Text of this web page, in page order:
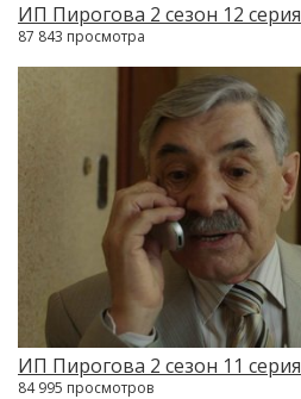
ИП Пирогова 2 сезон 12 серия
87 843 просмотра
ИП Пирогова 2 сезон 11 серия
84 995 просмотров